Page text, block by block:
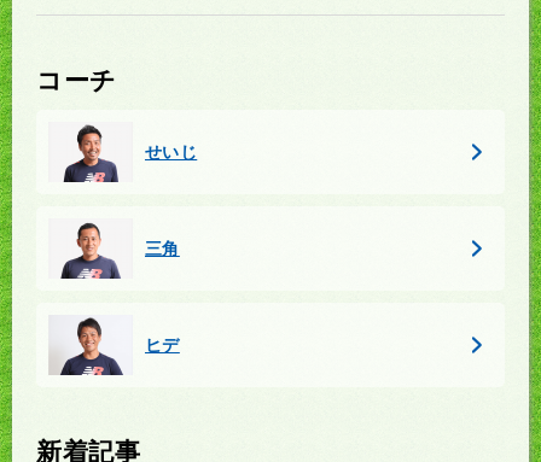
コーチ
せいじ
三角
ヒデ
新着記事